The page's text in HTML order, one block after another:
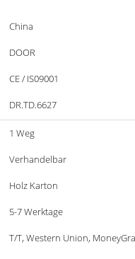
China
DOOR
CE / IS09001
DR.TD.6627
1 Weg
Verhandelbar
Holz Karton
5-7 Werktage
T/T, Western Union,